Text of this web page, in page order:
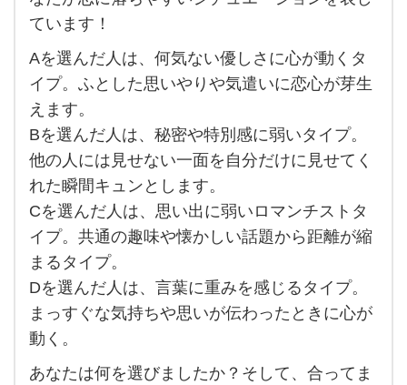
か、
や
っ
て
み
て教
え
て
く
だ
さ
い
ね。
あ
ています！
Aを選んだ人は、何気ない優しさに心が動くタ
イプ。ふとした思いやりや気遣いに恋心が芽生
えます。
Bを選んだ人は、秘密や特別感に弱いタイプ。
他の人には見せない一面を自分だけに見せてく
れた瞬間キュンとします。
Cを選んだ人は、思い出に弱いロマンチストタ
イプ。共通の趣味や懐かしい話題から距離が縮
まるタイプ。
Dを選んだ人は、言葉に重みを感じるタイプ。
まっすぐな気持ちや思いが伝わったときに心が
動く。
あなたは何を選びましたか？そして、合ってま